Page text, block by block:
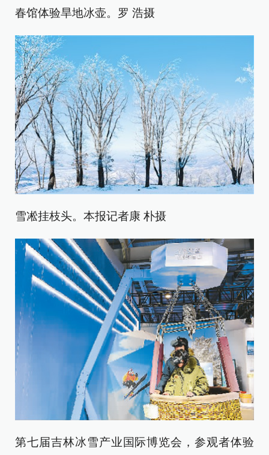
春馆体验旱地冰壶。罗 浩摄
雪凇挂枝头。本报记者康 朴摄
第七届吉林冰雪产业国际博览会，参观者体验